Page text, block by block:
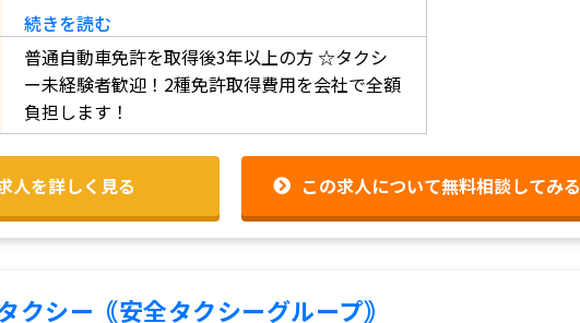
続きを読む
普通自動車免許を取得後3年以上の方☆タクシ
ー未経験者歓迎！2種免許取得費用を会社で全額
負担します！
人を詳しく見る この求人について無料相談してみる
クシー｟安全タクシーグループ｠